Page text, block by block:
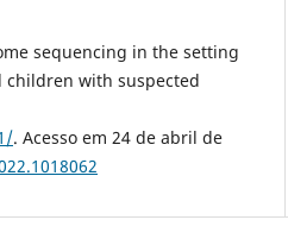
sequencing in the setting
with suspected
. Acesso em 24 de abril de